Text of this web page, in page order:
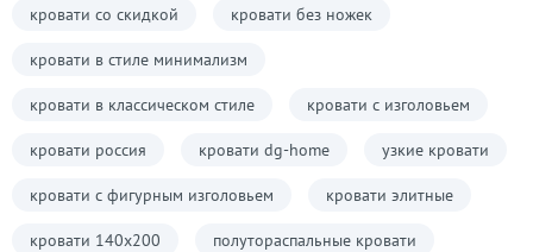
кровати со скидкой кровати без ножек
кровати в стиле минимализм
кровати в классическом стиле кровати с изголовьем
кровати россия кровати dg-home узкие кровати
кровати с фигурным изголовьем кровати элитные
кровати 140х200 полутораспальные кровати